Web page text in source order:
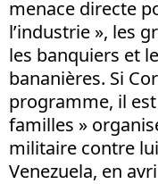
menace directe
l’industrie », les
les banquiers et
bananières. Si
programme, il
familles »
militaire contre
Venezuela, en